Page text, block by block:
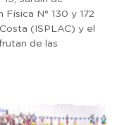
N° 130 y 172
(ISPLAC) y el
de las